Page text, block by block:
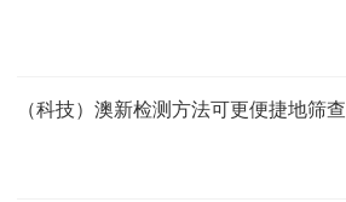
（科技）澳新检测方法可更便捷地筛